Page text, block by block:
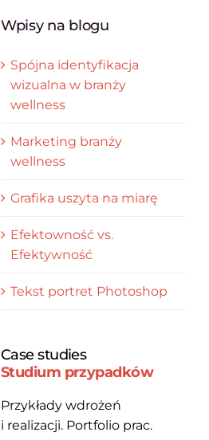
Wpisy na blogu
Spójna identyfikacja
wizualna w branży
wellness
Marketing branży
wellness
Grafika uszyta na miarę
Efektowność vs.
Efektywność
Tekst portret Photoshop
Case studies
Studium przypadków
Przykłady wdrożeń
i realizacji. Portfolio prac.